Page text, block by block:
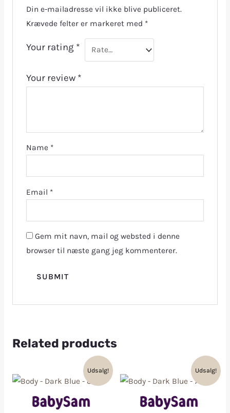
Din e-mailadresse vil ikke blive publiceret.
Krævede felter er markeret med *
Your rating *
Your review *
Name *
Email *
Gem mit navn, mail og websted i denne
browser til næste gang jeg kommenterer.
Related products
Udsalg! Udsalg!